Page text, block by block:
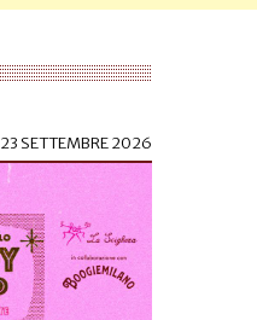
23 SETTEMBRE 2026